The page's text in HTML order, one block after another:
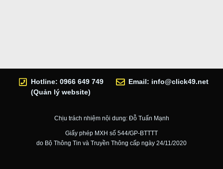
Hotline: 0966 649 749
(Quản lý website)
Email: info@click49.net
Chịu trách nhiệm nội dung: Đỗ Tuấn Mạnh
Giấy phép MXH số 544/GP-BTTTT
do Bộ Thông Tin và Truyền Thông cấp ngày 24/11/2020